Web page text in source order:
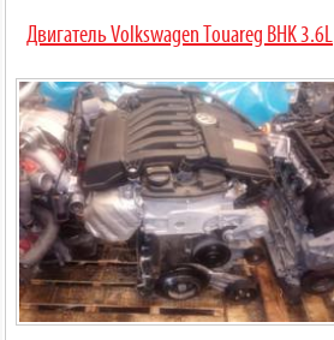
Двигатель Volkswagen Touareg BHK 3.6L